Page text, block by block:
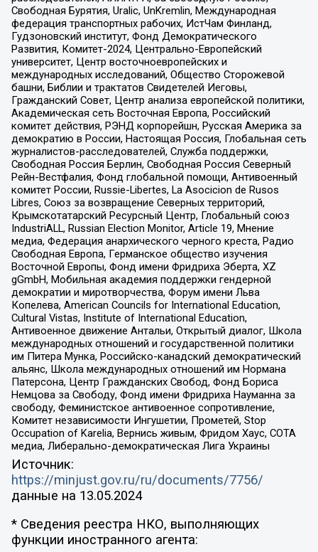
Свободная Бурятия, Uralic, UnKremlin, Международная
федерация транспортных рабочих, ИстЧам Финланд,
Гудзоновский институт, Фонд Демократического
Развития, Комитет-2024, Центрально-Европейский
университет, Центр восточноевропейских и
международных исследований, Общество Сторожевой
башни, Библии и трактатов Свидетелей Иеговы,
Гражданский Совет, Центр анализа европейской политики,
Академическая сеть Восточная Европа, Российский
комитет действия, РЭНД корпорейшн, Русская Америка за
демократию в России, Настоящая Россия, Глобальная сеть
журналистов-расследователей, Служба поддержки,
Свободная Россия Берлин, Свободная Россия Северный
Рейн-Вестфалия, Фонд глобальной помощи, Антивоенный
комитет России, Russie-Libertes, La Asocicion de Rusos
Libres, Союз за возвращение Северных территорий,
Крымскотатарский Ресурсный Центр, Глобальный союз
IndustriALL, Russian Election Monitor, Article 19, Мнение
медиа, Федерация анархического черного креста, Радио
Свободная Европа, Германское общество изучения
Восточной Европы, Фонд имени Фридриха Эберта, XZ
gGmbH, Мобильная академия поддержки гендерной
демократии и миротворчества, Форум имени Льва
Копелева, American Councils for International Education,
Cultural Vistas, Institute of International Education,
Антивоенное движение Антальи, Открытый диалог, Школа
международных отношений и государственной политики
им Питера Мунка, Российско-канадский демократический
альянс, Школа международных отношений им Нормана
Патерсона, Центр Гражданских Свобод, Фонд Бориса
Немцова за Свободу, Фонд имени Фридриха Науманна за
свободу, Феминистское антивоенное сопротивление,
Комитет независимости Ингушетии, Прометей, Stop
Occupation of Karelia, Вернись живым, Фридом Хаус, СОТА
медиа, Либерально-демократическая Лига Украины
Источник:
https://minjust.gov.ru/ru/documents/7756/
данные на 13.05.2024
* Сведения реестра НКО, выполняющих
функции иностранного агента: